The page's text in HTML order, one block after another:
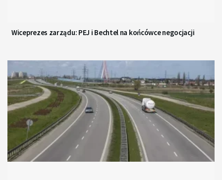
Wiceprezes zarządu: PEJ i Bechtel na końcówce negocjacji